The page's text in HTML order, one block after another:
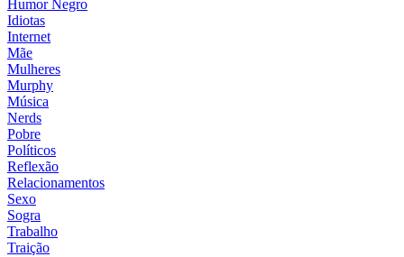
Humor Negro
Idiotas
Internet
Mãe
Mulheres
Murphy
Música
Nerds
Pobre
Políticos
Reflexão
Relacionamentos
Sexo
Sogra
Trabalho
Traição